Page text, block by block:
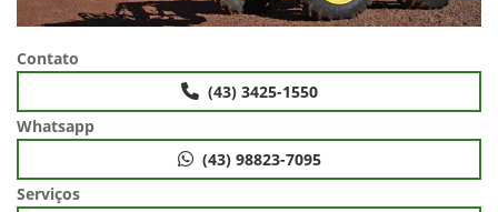
Contato
(43) 3425-1550
Whatsapp
(43) 98823-7095
Serviços